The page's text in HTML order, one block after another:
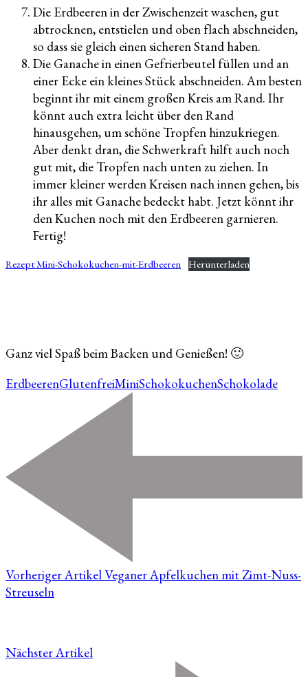
Die Erdbeeren in der Zwischenzeit waschen, gut
abtrocknen, entstielen und oben flach abschneiden,
so dass sie gleich einen sicheren Stand haben.
Die Ganache in einen Gefrierbeutel füllen und an
einer Ecke ein kleines Stück abschneiden. Am besten
beginnt ihr mit einem großen Kreis am Rand. Ihr
könnt auch extra leicht über den Rand
hinausgehen, um schöne Tropfen hinzukriegen.
Aber denkt dran, die Schwerkraft hilft auch noch
gut mit, die Tropfen nach unten zu ziehen. In
immer kleiner werden Kreisen nach innen gehen, bis
ihr alles mit Ganache bedeckt habt. Jetzt könnt ihr
den Kuchen noch mit den Erdbeeren garnieren.
Fertig!
Rezept Mini-Schokokuchen-mit-Erdbeeren Herunterladen
Ganz viel Spaß beim Backen und Genießen! 🙂
ErdbeerenGlutenfreiMiniSchokokuchenSchokolade
Vorheriger ArtikelVeganer Apfelkuchen mit Zimt-Nuss-
Streuseln
Nächster Artikel